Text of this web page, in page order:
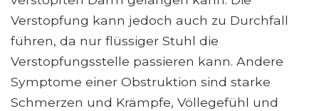
Verstopfung kann jedoch auch zu Durchfall
führen, da nur flüssiger Stuhl die
Verstopfungsstelle passieren kann. Andere
Symptome einer Obstruktion sind starke
Schmerzen und Krämpfe, Völlegefühl und